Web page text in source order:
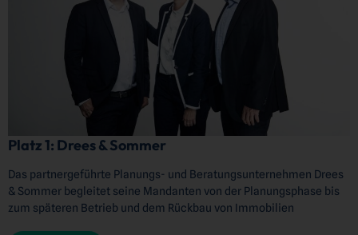
Platz 1: Drees & Sommer
Das partnergeführte Planungs- und Beratungsunternehmen Drees
& Sommer begleitet seine Mandanten von der Planungsphase bis
zum späteren Betrieb und dem Rückbau von Immobilien